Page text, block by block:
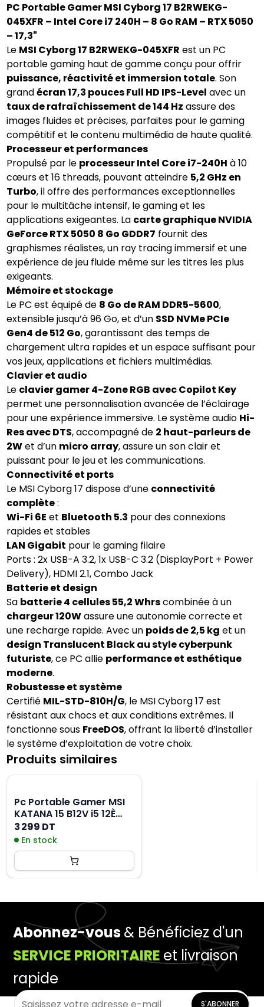
PC Portable Gamer MSI Cyborg 17 B2RWEKG-
045XFR – Intel Core i7 240H – 8 Go RAM – RTX 5050
– 17,3"
Le MSI Cyborg 17 B2RWEKG-045XFR est un PC
portable gaming haut de gamme conçu pour offrir
puissance, réactivité et immersion totale. Son
grandécran 17,3 pouces Full HD IPS-Level avec un
taux de rafraîchissement de 144 Hz assure des
images fluides et précises, parfaites pour le gaming
compétitif et le contenu multimédia de haute qualité.
Processeur et performances
Propulsé par le processeur Intel Core i7-240H à 10
cœurs et 16 threads, pouvant atteindre 5,2 GHz en
Turbo, il offre des performances exceptionnelles
pour le multitâche intensif, le gaming et les
applications exigeantes. La carte graphique NVIDIA
GeForce RTX 5050 8 Go GDDR7 fournit des
graphismes réalistes, un ray tracing immersif et une
expérience de jeu fluide même sur les titres les plus
exigeants.
Mémoire et stockage
Le PC est équipé de 8 Go de RAM DDR5-5600,
extensible jusqu’à 96 Go, et d’un SSD NVMe PCIe
Gen4 de 512 Go, garantissant des temps de
chargement ultra rapides et un espace suffisant pour
vos jeux, applications et fichiers multimédias.
Clavier et audio
Le clavier gamer 4-Zone RGB avec Copilot Key
permet une personnalisation avancée de l’éclairage
pour une expérience immersive. Le système audio Hi-
Res avec DTS, accompagné de 2 haut-parleurs de
2Wet d’un micro array, assure un son clair et
puissant pour le jeu et les communications.
Connectivité et ports
Le MSI Cyborg 17 dispose d’une connectivité
complète:
Wi-Fi 6E et Bluetooth 5.3 pour des connexions
rapides et stables
LAN Gigabit pour le gaming filaire
Ports : 2x USB-A 3.2, 1x USB-C 3.2 (DisplayPort + Power
Delivery), HDMI 2.1, Combo Jack
Batterie et design
Sa batterie 4 cellules 55,2 Whrscombinée à un
chargeur 120Wassure une autonomie correcte et
une recharge rapide. Avec un poids de 2,5 kg et un
design Translucent Black au style cyberpunk
futuriste, ce PC allie performance et esthétique
moderne.
Robustesse et système
Certifié MIL-STD-810H/G, le MSI Cyborg 17 est
résistant aux chocs et aux conditions extrêmes. Il
fonctionne sous FreeDOS, offrant la liberté d’installer
le système d’exploitation de votre choix.
Produits similaires
Pc Portable Gamer MSI
KATANA 15 B12V i5 12È
GÉN 8GO RTX 4060
3 299 DT
En stock
Abonnez-vous& Bénéficiez d'un
SERVICE PRIORITAIRE et livraison
rapide
S'ABONNER